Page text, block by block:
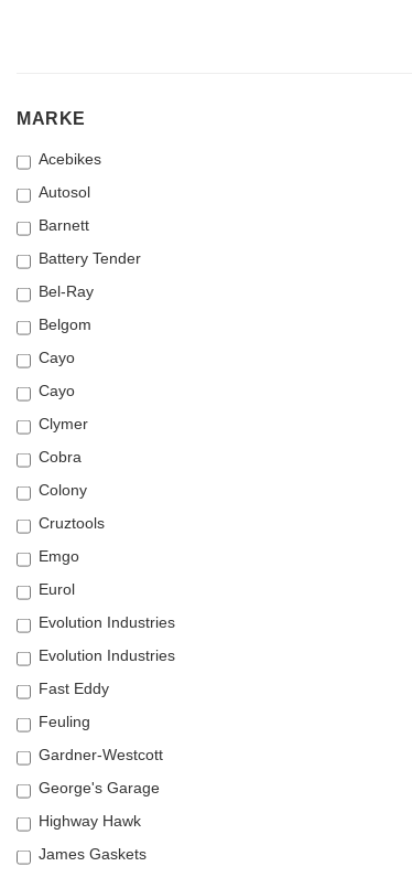
MARKE
MARKE
Acebikes
Autosol
Barnett
Battery Tender
Bel-Ray
Belgom
Cayo
Cayo
Clymer
Cobra
Colony
Cruztools
Emgo
Eurol
Evolution Industries
Evolution Industries
Fast Eddy
Feuling
Gardner-Westcott
George's Garage
Highway Hawk
James Gaskets